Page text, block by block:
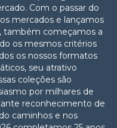
Com o passar do
mercados e lançamos
também começamos a
os mesmos critérios
os nossos formatos
seu atrativo
coleções são
por milhares de
reconhecimento de
caminhos e nos